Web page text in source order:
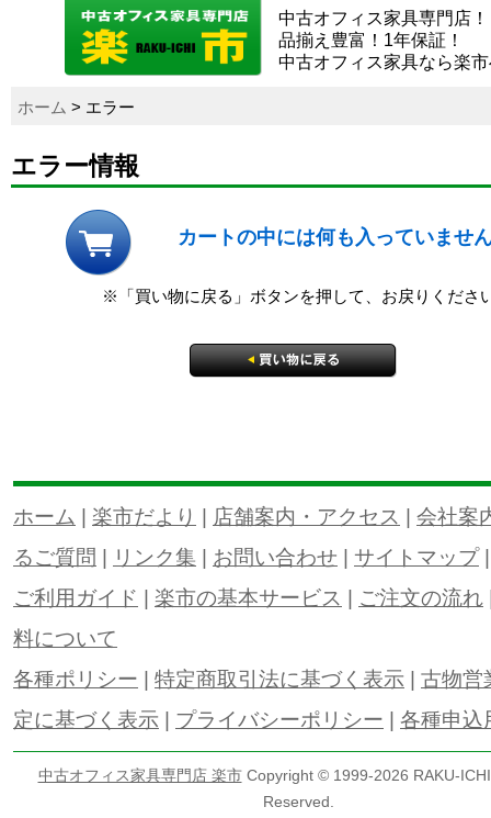
中古オフィス家具専門店！
品揃え豊富！1年保証！
中古オフィス家具なら楽
ホーム > エラー
エラー情報
カートの中には何も入っていませ
※「買い物に戻る」ボタンを押して、お戻りくださ
ホーム 楽市だより 店舗案内・アクセス
会社案
るご質問
リンク集 お問い合わせ サイトマップ
ご利用ガイド
楽市の基本サービス ご注文の流れ
料について
各種ポリシー
特定商取引法に基づく表示
古物営
定に基づく表示
プライバシーポリシー 各種申込
中古オフィス家具専門店 楽市Copyright © 1999-2026 RAKU-
Reserved.